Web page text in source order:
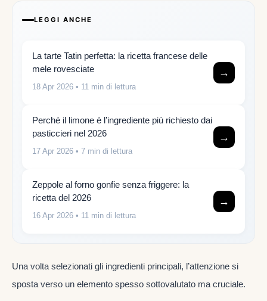
LEGGI ANCHE
La tarte Tatin perfetta: la ricetta francese delle
mele rovesciate
18 Apr 2026 • 11 min di lettura
→
Perché il limone è l’ingrediente più richiesto dai
pasticcieri nel 2026
17 Apr 2026 • 7 min di lettura
→
Zeppole al forno gonfie senza friggere: la
ricetta del 2026
16 Apr 2026 • 11 min di lettura
→
Una volta selezionati gli ingredienti principali, l’attenzione si
sposta verso un elemento spesso sottovalutato ma cruciale.